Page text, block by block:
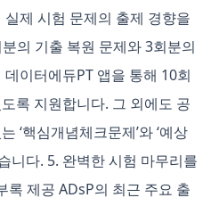
제 시험 문제의 출제 경향을
의 기출 복원 문제와 3회분의
이터에듀PT 앱을 통해 10회
록 지원합니다. 그 외에도 공
‘핵심개념체크문제’와 ‘예상
니다. 5. 완벽한 시험 마무리를
록 제공 ADsP의 최근 주요 출